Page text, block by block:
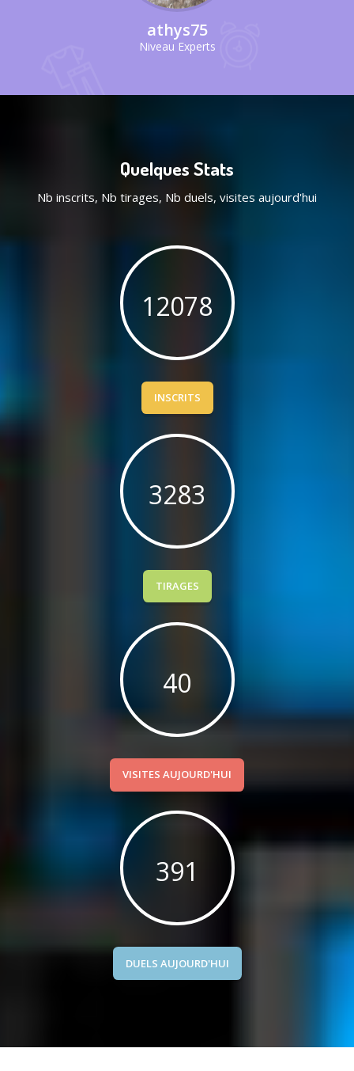
athys75
Niveau Experts
Quelques Stats
Nb inscrits, Nb tirages, Nb duels, visites aujourd'hui
25795
INSCRITS
7015
TIRAGES
85
VISITES AUJOURD'HUI
836
DUELS AUJOURD'HUI